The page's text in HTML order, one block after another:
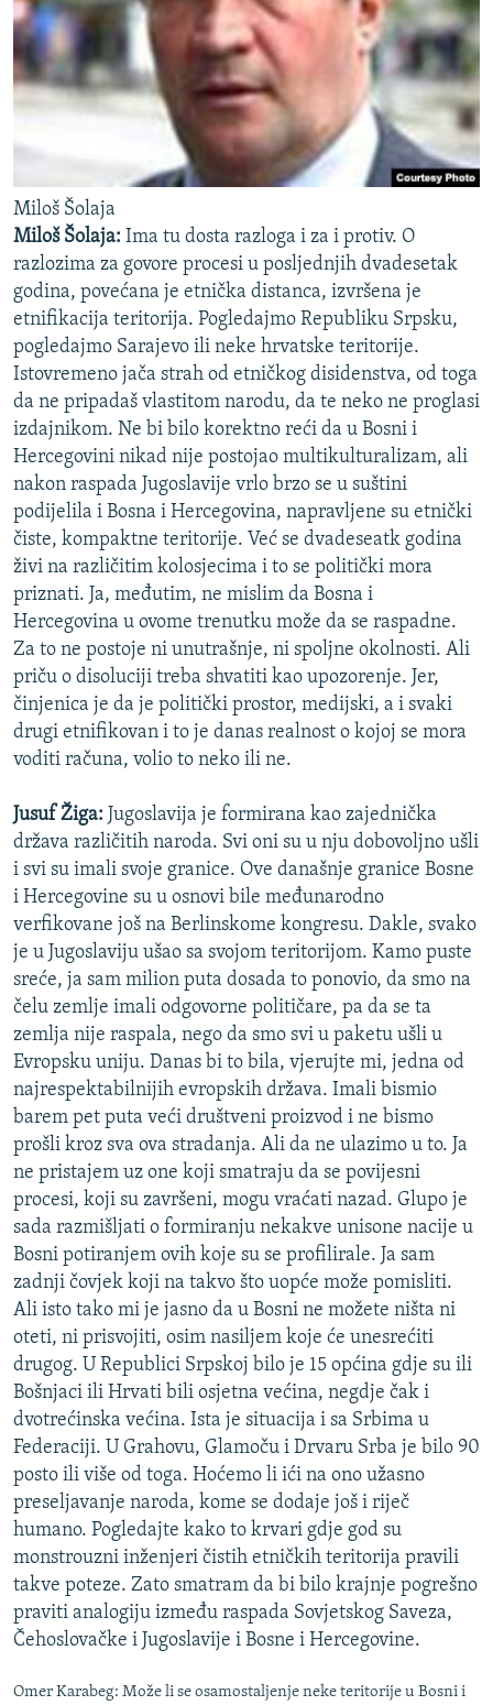
Miloš Šolaja
Miloš Šolaja: Ima tu dosta razloga i za i protiv. O
razlozima za govore procesi u posljednjih dvadesetak
godina, povećana je etnička distanca, izvršena je
etnifikacija teritorija. Pogledajmo Republiku Srpsku,
pogledajmo Sarajevo ili neke hrvatske teritorije.
Istovremeno jača strah od etničkog disidenstva, od toga
da ne pripadaš vlastitom narodu, da te neko ne proglasi
izdajnikom. Ne bi bilo korektno reći da u Bosni i
Hercegovini nikad nije postojao multikulturalizam, ali
nakon raspada Jugoslavije vrlo brzo se u suštini
podijelila i Bosna i Hercegovina, napravljene su etnički
čiste, kompaktne teritorije. Već se dvadeseatk godina
živi na različitim kolosjecima i to se politički mora
priznati. Ja, međutim, ne mislim da Bosna i
Hercegovina u ovome trenutku može da se raspadne.
Za to ne postoje ni unutrašnje, ni spoljne okolnosti. Ali
priču o disoluciji treba shvatiti kao upozorenje. Jer,
činjenica je da je politički prostor, medijski, a i svaki
drugi etnifikovan i to je danas realnost o kojoj se mora
voditi računa, volio to neko ili ne.
Jusuf Žiga: Jugoslavija je formirana kao zajednička
država različitih naroda. Svi oni su u nju dobovoljno ušli
i svi su imali svoje granice. Ove današnje granice Bosne
i Hercegovine su u osnovi bile međunarodno
verfikovane još na Berlinskome kongresu. Dakle, svako
je u Jugoslaviju ušao sa svojom teritorijom. Kamo puste
sreće, ja sam milion puta dosada to ponovio, da smo na
čelu zemlje imali odgovorne političare, pa da se ta
zemlja nije raspala, nego da smo svi u paketu ušli u
Evropsku uniju. Danas bi to bila, vjerujte mi, jedna od
najrespektabilnijih evropskih država. Imali bismio
barem pet puta veći društveni proizvod i ne bismo
prošli kroz sva ova stradanja. Ali da ne ulazimo u to. Ja
ne pristajem uz one koji smatraju da se povijesni
procesi, koji su završeni, mogu vraćati nazad. Glupo je
sada razmišljati o formiranju nekakve unisone nacije u
Bosni potiranjem ovih koje su se profilirale. Ja sam
zadnji čovjek koji na takvo što uopće može pomisliti.
Ali isto tako mi je jasno da u Bosni ne možete ništa ni
oteti, ni prisvojiti, osim nasiljem koje će unesrećiti
drugog. U Republici Srpskoj bilo je 15 općina gdje su ili
Bošnjaci ili Hrvati bili osjetna većina, negdje čak i
dvotrećinska većina. Ista je situacija i sa Srbima u
Federaciji. U Grahovu, Glamoču i Drvaru Srba je bilo 90
posto ili više od toga. Hoćemo li ići na ono užasno
preseljavanje naroda, kome se dodaje još i riječ
humano. Pogledajte kako to krvari gdje god su
monstrouzni inženjeri čistih etničkih teritorija pravili
takve poteze. Zato smatram da bi bilo krajnje pogrešno
praviti analogiju između raspada Sovjetskog Saveza,
Čehoslovačke i Jugoslavije i Bosne i Hercegovine.
Omer Karabeg: Može li se osamostaljenje neke teritorije u Bosni i